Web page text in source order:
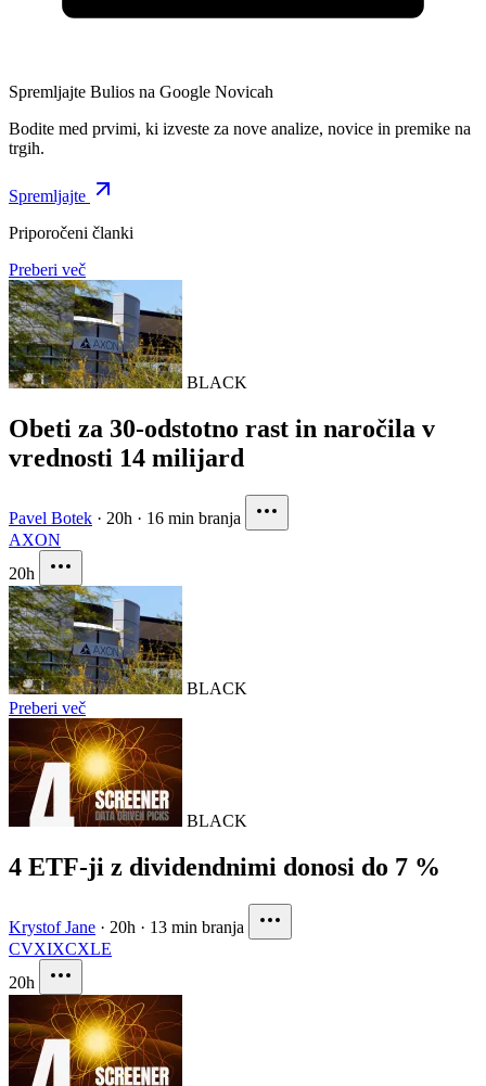
Spremljajte Bulios na Google Novicah
Bodite med prvimi, ki izveste za nove analize, novice in premike na
trgih.
Spremljajte
Priporočeni članki
Preberi več
BLACK
Obeti za 30-odstotno rast in naročila v
vrednosti 14 milijard
Pavel Botek · 20h · 16 min branja
AXON
20h
BLACK
Preberi več
BLACK
4 ETF-ji z dividendnimi donosi do 7 %
Krystof Jane · 20h · 13 min branja
CVXIXCXLE
20h